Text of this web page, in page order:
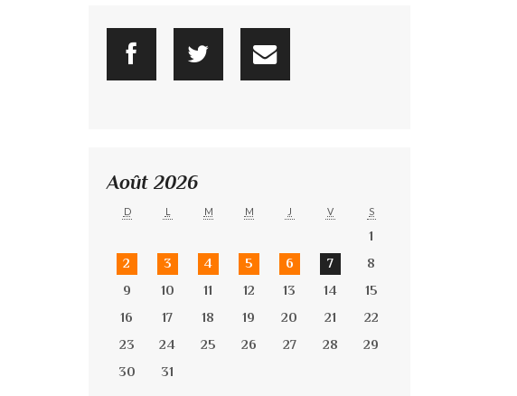
Août 2026
D L M M J V S
1
2
3 4 5 6 7
8
9
10 11 12 13 14
15
16
17 18 19 20 21
22
23
24 25 26 27 28
29
30
31